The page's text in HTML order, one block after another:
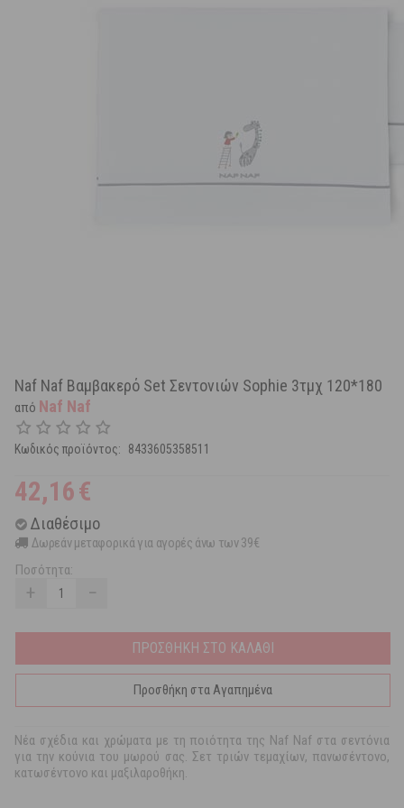
Naf Naf Βαμβακερό Set Σεντονιών Sophie 3τμχ 120*180
από Naf Naf
Κωδικός προϊόντος: 8433605358511
42,16€
Διαθέσιμο
Δωρεάν μεταφορικά για αγορές άνω των 39€
Ποσότητα:
+ −
ΠΡΟΣΘΗΚΗ ΣΤΟ ΚΑΛΑΘΙ
Προσθήκη στα Αγαπημένα
Νέα σχέδια και χρώματα με τη ποιότητα της Naf Naf στα σεντόνια
για την κούνια του μωρού σας. Σετ τριών τεμαχίων, πανωσέντονο,
κατωσέντονο και μαξιλαροθήκη.